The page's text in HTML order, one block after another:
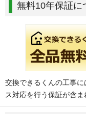
無料10年保証に
交換できるくんの工事
ス対応を行う保証が含ま